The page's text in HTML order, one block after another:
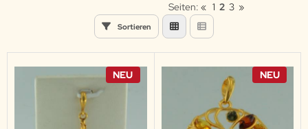
Sortieren
Seiten: « 1 2 3 »
NEU NEU